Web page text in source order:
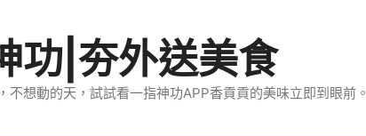
功|夯外送美食
不想動的天，試試看一指神功APP香貢貢的美味立即到眼前。